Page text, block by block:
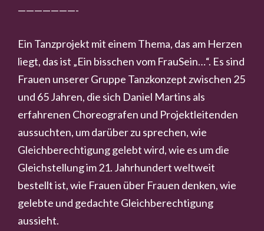
———————-
Ein Tanzprojekt mit einem Thema, das am Herzen
liegt, das ist „Ein bisschen vom FrauSein…“. Es sind
Frauen unserer Gruppe Tanzkonzept zwischen 25
und 65 Jahren, die sich Daniel Martins als
erfahrenen Choreografen und Projektleitenden
aussuchten, um darüber zu sprechen, wie
Gleichberechtigung gelebt wird, wie es um die
Gleichstellung im 21. Jahrhundert weltweit
bestellt ist, wie Frauen über Frauen denken, wie
gelebte und gedachte Gleichberechtigung
aussieht.